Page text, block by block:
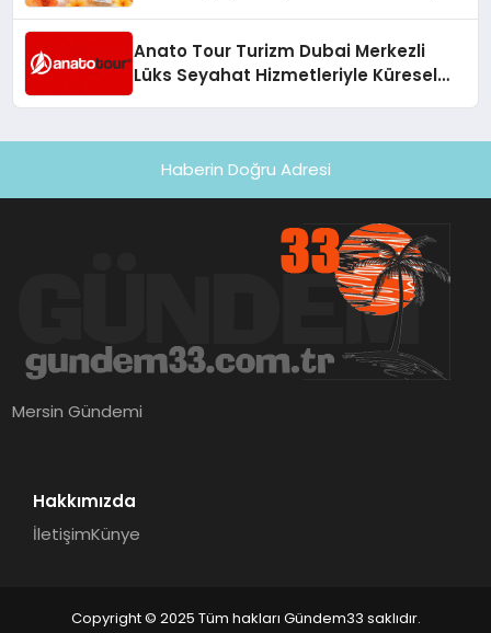
Anato Tour Turizm Dubai Merkezli
Lüks Seyahat Hizmetleriyle Küresel
Haberin Doğru Adresi
Mersin Gündemi
Hakkımızda
İletişimKünye
Copyright © 2025 Tüm hakları Gündem33 saklıdır.